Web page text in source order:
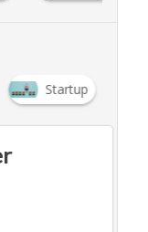
Startup